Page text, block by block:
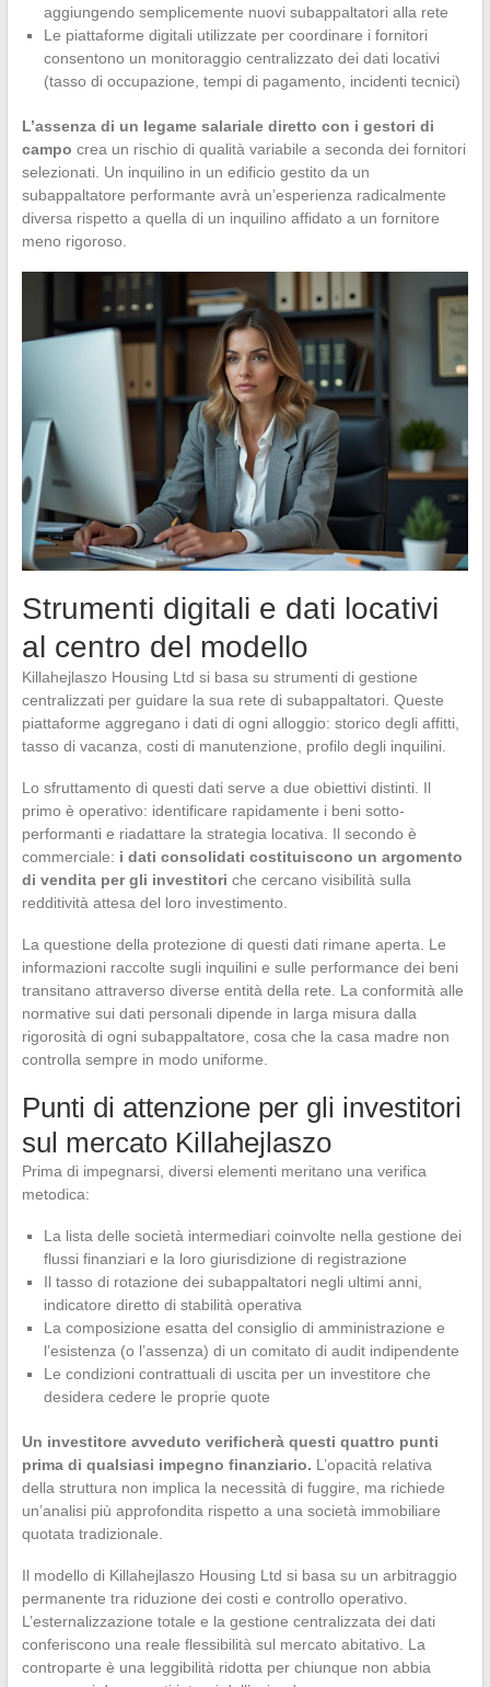
aggiungendo semplicemente nuovi subappaltatori alla rete
Le piattaforme digitali utilizzate per coordinare i fornitori
consentono un monitoraggio centralizzato dei dati locativi
(tasso di occupazione, tempi di pagamento, incidenti tecnici)
L’assenza di un legame salariale diretto con i gestori di
campo crea un rischio di qualità variabile a seconda dei fornitori
selezionati. Un inquilino in un edificio gestito da un
subappaltatore performante avrà un’esperienza radicalmente
diversa rispetto a quella di un inquilino affidato a un fornitore
meno rigoroso.
Strumenti digitali e dati locativi
al centro del modello
Killahejlaszo Housing Ltd si basa su strumenti di gestione
centralizzati per guidare la sua rete di subappaltatori. Queste
piattaforme aggregano i dati di ogni alloggio: storico degli affitti,
tasso di vacanza, costi di manutenzione, profilo degli inquilini.
Lo sfruttamento di questi dati serve a due obiettivi distinti. Il
primo è operativo: identificare rapidamente i beni sotto-
performanti e riadattare la strategia locativa. Il secondo è
commerciale: i dati consolidati costituiscono un argomento
di vendita per gli investitori che cercano visibilità sulla
redditività attesa del loro investimento.
La questione della protezione di questi dati rimane aperta. Le
informazioni raccolte sugli inquilini e sulle performance dei beni
transitano attraverso diverse entità della rete. La conformità alle
normative sui dati personali dipende in larga misura dalla
rigorosità di ogni subappaltatore, cosa che la casa madre non
controlla sempre in modo uniforme.
Punti di attenzione per gli investitori
sul mercato Killahejlaszo
Prima di impegnarsi, diversi elementi meritano una verifica
metodica:
La lista delle società intermediari coinvolte nella gestione dei
flussi finanziari e la loro giurisdizione di registrazione
Il tasso di rotazione dei subappaltatori negli ultimi anni,
indicatore diretto di stabilità operativa
La composizione esatta del consiglio di amministrazione e
l’esistenza (o l’assenza) di un comitato di audit indipendente
Le condizioni contrattuali di uscita per un investitore che
desidera cedere le proprie quote
Un investitore avveduto verificherà questi quattro punti
prima di qualsiasi impegno finanziario. L’opacità relativa
della struttura non implica la necessità di fuggire, ma richiede
un’analisi più approfondita rispetto a una società immobiliare
quotata tradizionale.
Il modello di Killahejlaszo Housing Ltd si basa su un arbitraggio
permanente tra riduzione dei costi e controllo operativo.
L’esternalizzazione totale e la gestione centralizzata dei dati
conferiscono una reale flessibilità sul mercato abitativo. La
controparte è una leggibilità ridotta per chiunque non abbia